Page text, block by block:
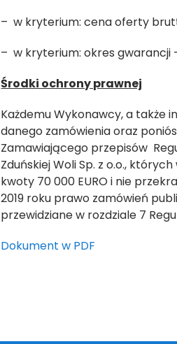
– w kryterium: cena oferty
– w kryterium: okres gwarancji
Środki ochrony prawnej
Każdemu Wykonawcy, a także
danego zamówienia oraz
Zamawiającego przepisów
Zduńskiej Woli Sp. z o.o.,
kwoty 70 000 EURO i nie
2019 roku prawo zamówień
przewidziane w rozdziale 7
Dokument w PDF